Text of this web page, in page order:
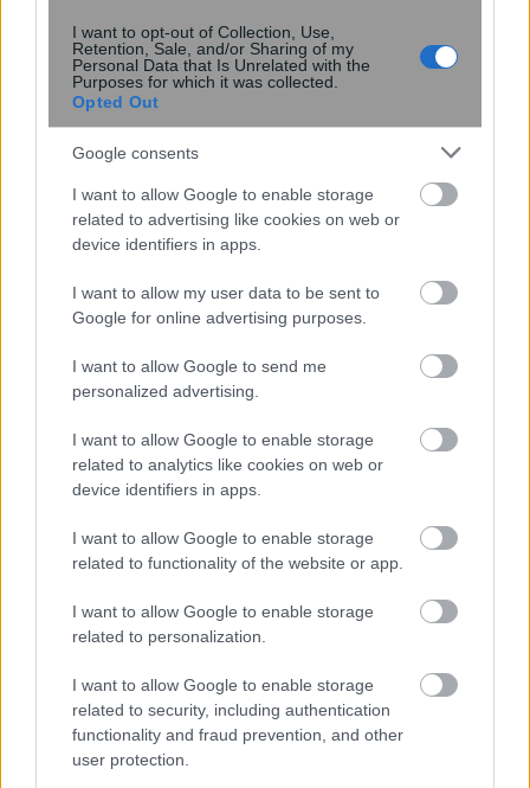
I want to opt-out of Collection, Use,
Retention, Sale, and/or Sharing of my
Personal Data that Is Unrelated with the
Purposes for which it was collected.
Opted Out
Google consents
I want to allow Google to enable storage
related to advertising like cookies on web or
device identifiers in apps.
I want to allow my user data to be sent to
Google for online advertising purposes.
I want to allow Google to send me
personalized advertising.
I want to allow Google to enable storage
related to analytics like cookies on web or
device identifiers in apps.
I want to allow Google to enable storage
related to functionality of the website or app.
I want to allow Google to enable storage
related to personalization.
I want to allow Google to enable storage
related to security, including authentication
functionality and fraud prevention, and other
user protection.
AI μοντέλο της Meta απέκτησε
πρόσβαση στο διαδίκτυο και
εκμεταλλεύτηκε ευπάθεια κατά τη
Αστρονόμοι μέτρησαν την μακρινή
επίδραση ενός κβάζαρ στο σύμπαν –
Τι ανακάλυψαν